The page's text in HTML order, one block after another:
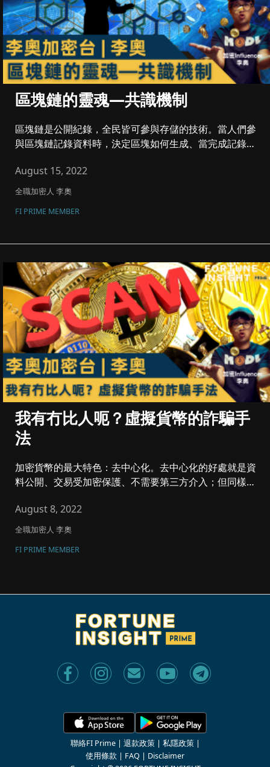
區塊鏈的靈魂—共識機制
區塊鏈是公開紀錄，全民皆可參與存儲的技術。當人們參
與區塊鏈記錄資料時，決定區塊如何生成、當完成記錄工
August 15, 2022
全職加密人 李奧
FI PRIME MEMBER
我有冇比人呃？虛擬貨幣的詐騙手
法
加密貨幣的最大特色：去中心化。去中心化的好處就是資
料公開、交易受加密保護、不需要第三方介入；但同樣存
August 8, 2022
全職加密人 李奧
FI PRIME MEMBER
聯絡FI Prime| 退款政策| 私隱政策|
使用條款 | FAQ | Disclaimer